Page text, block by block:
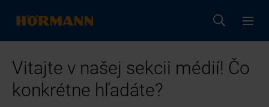
Vitajte v našej sekcii médií! Čo
konkrétne hľadáte?